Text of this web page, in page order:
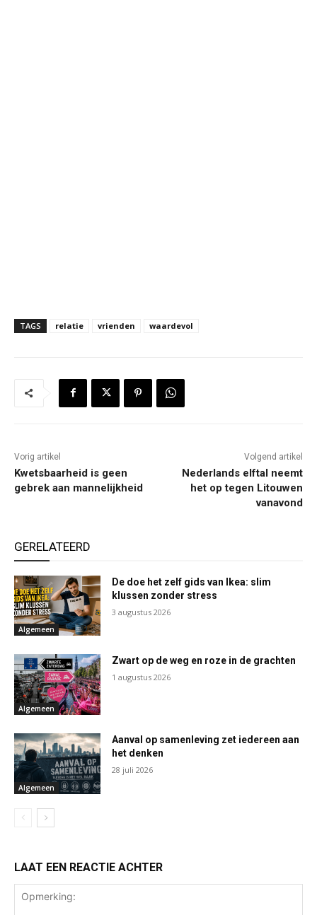
TAGS relatie vrienden waardevol
Vorig artikel
Kwetsbaarheid is geen
gebrek aan mannelijkheid
Volgend artikel
Nederlands elftal neemt
het op tegen Litouwen
vanavond
GERELATEERD
Algemeen
De doe het zelf gids van Ikea: slim
klussen zonder stress
3 augustus 2026
Algemeen
Zwart op de weg en roze in de grachten
1 augustus 2026
Algemeen
Aanval op samenleving zet iedereen aan
het denken
28 juli 2026
LAAT EEN REACTIE ACHTER